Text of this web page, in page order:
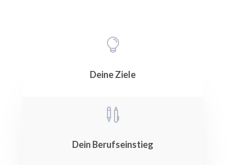

Deine Ziele

Dein Berufseinstieg